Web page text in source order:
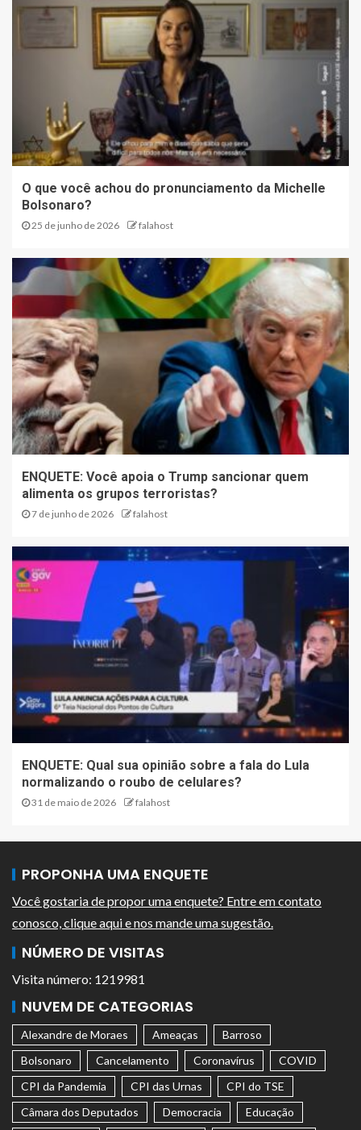
O que você achou do pronunciamento da Michelle
Bolsonaro?
25 de junho de 2026 falahost
ENQUETE: Você apoia o Trump sancionar quem
alimenta os grupos terroristas?
7 de junho de 2026 falahost
ENQUETE: Qual sua opinião sobre a fala do Lula
normalizando o roubo de celulares?
31 de maio de 2026 falahost
PROPONHA UMA ENQUETE
Você gostaria de propor uma enquete? Entre em contato
conosco, clique aqui e nos mande uma sugestão.
NÚMERO DE VISITAS
Visita número: 1219981
NUVEM DE CATEGORIAS
Alexandre de Moraes Ameaças
Barroso
Bolsonaro
Cancelamento Coronavírus
COVID
CPI da Pandemia
CPI das Urnas
CPI do TSE
Câmara dos Deputados
Democracia
Educação